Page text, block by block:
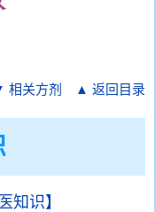
相关方剂 ▲ 返回目录
知识】